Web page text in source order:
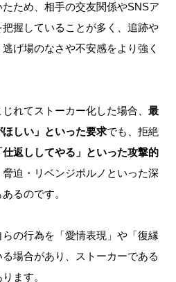
ため、相手の交友関係やSNSア
握していることが多く、追跡や
げ場のなさや不安感をより強く
れてストーカー化した場合、 最
しい」といった要求でも、拒絶
仕返ししてやる」といった攻撃的
迫・リベンジポルノといった深
るのです。
の行為を「愛情表現」や「復縁
場合があり、ストーカーである
ます。